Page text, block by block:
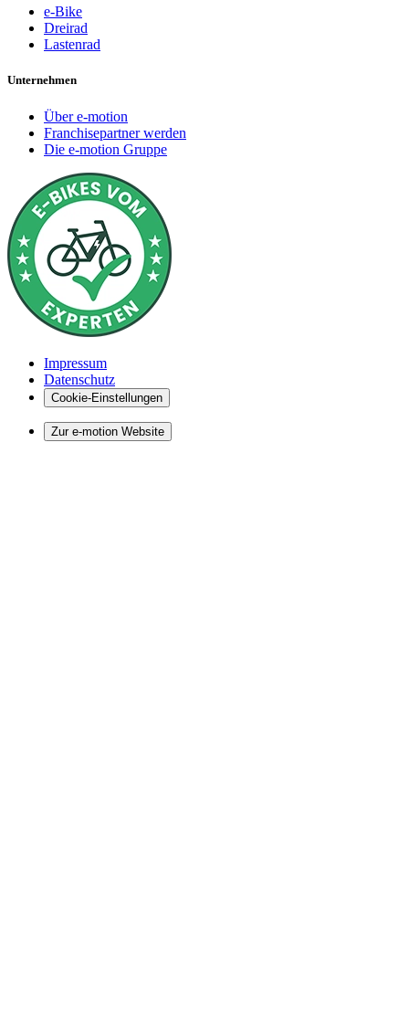
e-Bike
Dreirad
Lastenrad
Unternehmen
Über e-motion
Franchisepartner werden
Die e-motion Gruppe
Impressum
Datenschutz
Cookie-Einstellungen
Zur e-motion Website